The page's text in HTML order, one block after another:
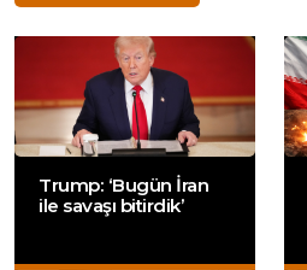
Trump: ‘Bugün İran
ile savaşı bitirdik’